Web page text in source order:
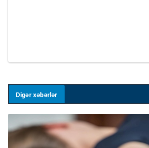
Digər xəbərlər